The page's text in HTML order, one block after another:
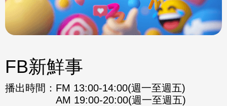
FB新鮮事
播出時間： FM 13:00-14:00(週一至週五)
AM 19:00-20:00(週一至週五)